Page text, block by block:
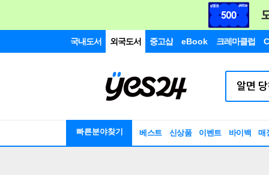
국내도서 외국도서 중고샵 eBook 크레마클럽
빠른분야찾기 베스트 신상품 이벤트 바이백 매